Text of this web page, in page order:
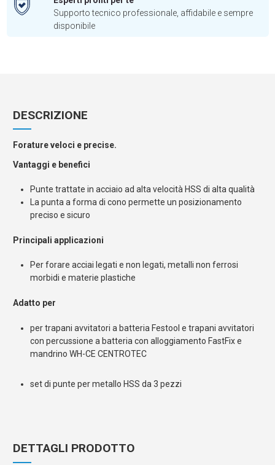
Supporto tecnico professionale, affidabile e sempre
disponibile
DESCRIZIONE
Forature veloci e precise.
Vantaggi e benefici
Punte trattate in acciaio ad alta velocità HSS di alta qualità
La punta a forma di cono permette un posizionamento
preciso e sicuro
Principali applicazioni
Per forare acciai legati e non legati, metalli non ferrosi
morbidi e materie plastiche
Adatto per
per trapani avvitatori a batteria Festool e trapani avvitatori
con percussione a batteria con alloggiamento FastFix e
mandrino WH-CE CENTROTEC
set di punte per metallo HSS da 3 pezzi
DETTAGLI PRODOTTO